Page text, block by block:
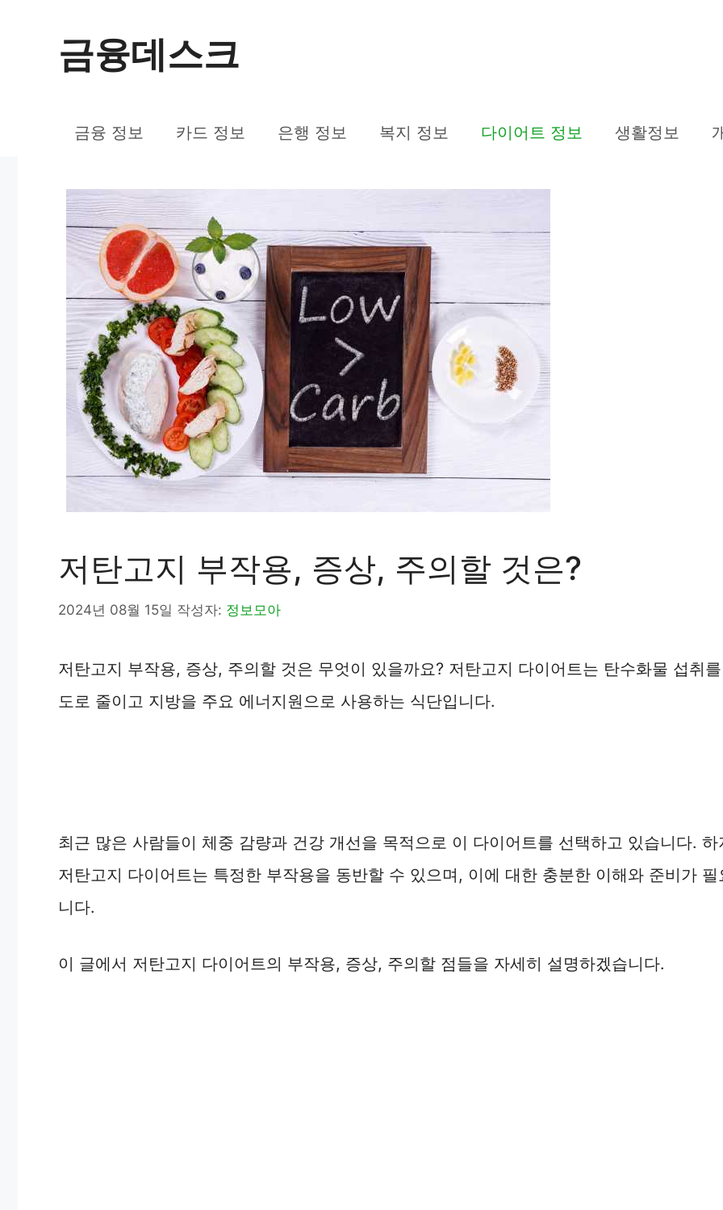
금융데스크
금융 정보 카드 정보 은행 정보 복지 정보 다이어트 정보 생활정보
저탄고지 부작용, 증상, 주의할 것은?
2024년 08월 15일 작성자: 정보모아
저탄고지 부작용, 증상, 주의할 것은 무엇이 있을까요? 저탄고지 다이어트는 탄수화물 섭취
도로 줄이고 지방을 주요 에너지원으로 사용하는 식단입니다.
최근 많은 사람들이 체중 감량과 건강 개선을 목적으로 이 다이어트를 선택하고 있습니다. 하
저탄고지 다이어트는 특정한 부작용을 동반할 수 있으며, 이에 대한 충분한 이해와 준비가 필
니다.
이 글에서 저탄고지 다이어트의 부작용, 증상, 주의할 점들을 자세히 설명하겠습니다.